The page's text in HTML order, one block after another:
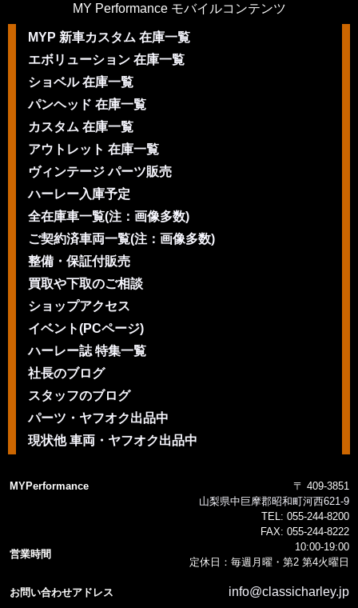
MY Performance モバイルコンテンツ
MYP 新車カスタム 在庫一覧
エボリューション 在庫一覧
ショベル 在庫一覧
パンヘッド 在庫一覧
カスタム 在庫一覧
アウトレット 在庫一覧
ヴィンテージ パーツ販売
ハーレー入庫予定
全在庫車一覧(注：画像多数)
ご契約済車両一覧(注：画像多数)
整備・保証付販売
買取や下取のご相談
ショップアクセス
イベント(PCページ)
ハーレー誌 特集一覧
社長のブログ
スタッフのブログ
パーツ・ヤフオク出品中
現状他 車両・ヤフオク出品中
MYPerformance
〒 409-3851
山梨県中巨摩郡昭和町河西621-9
TEL: 055-244-8200
FAX: 055-244-8222
営業時間
10:00-19:00
定休日：毎週月曜・第2 第4火曜日
お問い合わせアドレス info@classicharley.jp